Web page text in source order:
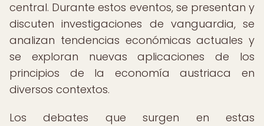
central. Durante estos eventos, se presentan y
discuten investigaciones de vanguardia, se
analizan tendencias económicas actuales y
se exploran nuevas aplicaciones de los
principios de la economía austriaca en
diversos contextos.
Los debates que surgen en estas